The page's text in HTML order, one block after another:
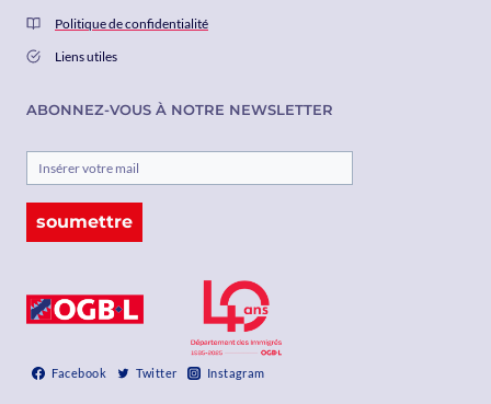
Politique de confidentialité
Liens utiles
ABONNEZ-VOUS À NOTRE NEWSLETTER
soumettre
Facebook Twitter Instagram